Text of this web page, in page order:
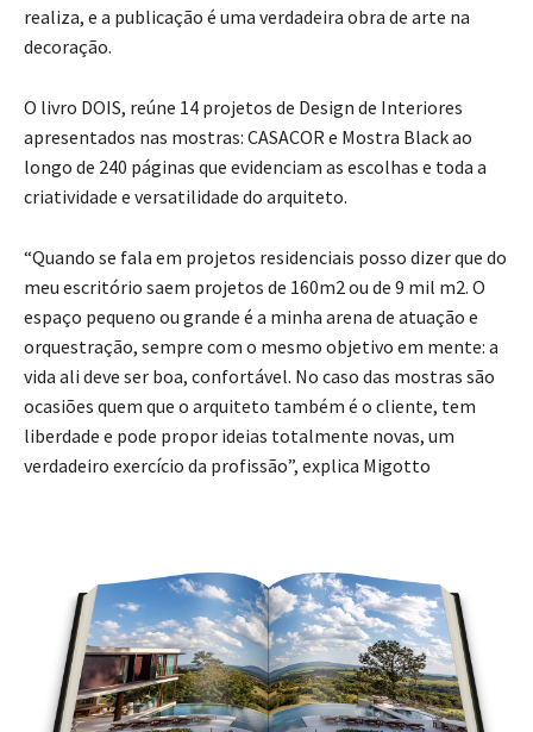
realiza, e a publicação é uma verdadeira obra de arte na
decoração.
O livro DOIS, reúne 14 projetos de Design de Interiores
apresentados nas mostras: CASACOR e Mostra Black ao
longo de 240 páginas que evidenciam as escolhas e toda a
criatividade e versatilidade do arquiteto.
“Quando se fala em projetos residenciais posso dizer que do
meu escritório saem projetos de 160m2 ou de 9 mil m2. O
espaço pequeno ou grande é a minha arena de atuação e
orquestração, sempre com o mesmo objetivo em mente: a
vida ali deve ser boa, confortável. No caso das mostras são
ocasiões quem que o arquiteto também é o cliente, tem
liberdade e pode propor ideias totalmente novas, um
verdadeiro exercício da profissão”, explica Migotto